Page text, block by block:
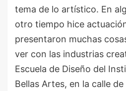
tema de lo artístico. En
otro tiempo hice
presentaron muchas
ver con las industrias
Escuela de Diseño del
Bellas Artes, en la calle